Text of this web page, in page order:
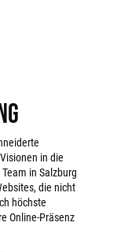
in die
in Salzburg
die nicht
höchste
Online-Präsenz